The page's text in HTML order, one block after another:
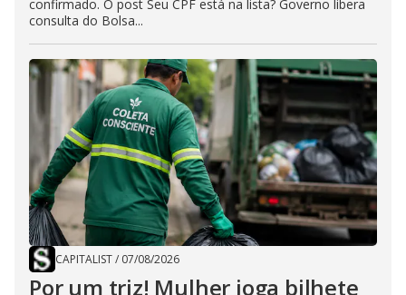
confirmado. O post Seu CPF está na lista? Governo libera
consulta do Bolsa...
CAPITALIST/ 07/08/2026
Por um triz! Mulher joga bilhete